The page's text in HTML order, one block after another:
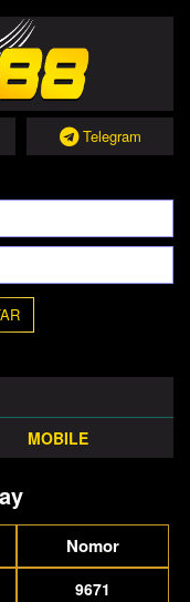
Telegram
MOBILE
Nomor
9671